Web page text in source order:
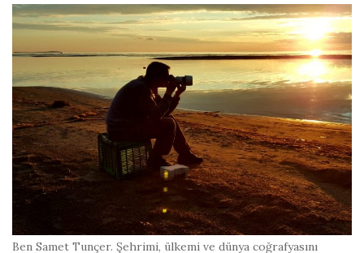
Ben Samet Tunçer. Şehrimi, ülkemi ve dünya coğrafyasını